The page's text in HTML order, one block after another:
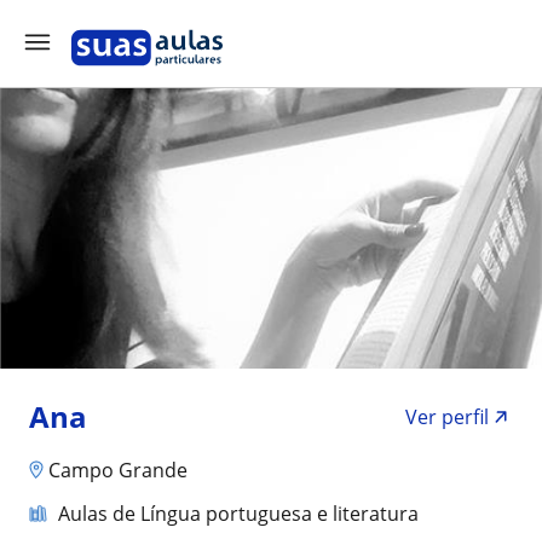
Ana
Ver perfil
Campo Grande
Aulas de Língua portuguesa e literatura